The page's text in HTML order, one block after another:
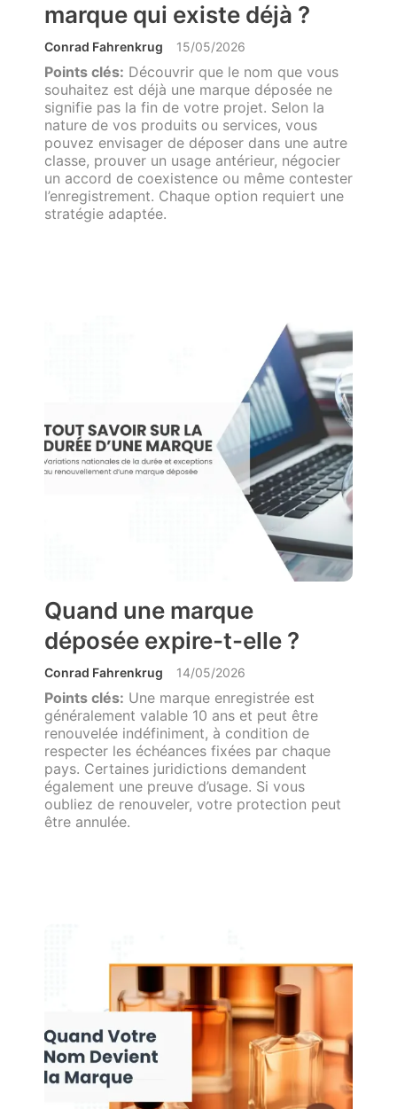
marque qui existe déjà ?
Conrad Fahrenkrug 15/05/2026
Points clés: Découvrir que le nom que vous
souhaitez est déjà une marque déposée ne
signifie pas la fin de votre projet. Selon la
nature de vos produits ou services, vous
pouvez envisager de déposer dans une autre
classe, prouver un usage antérieur, négocier
un accord de coexistence ou même contester
l’enregistrement. Chaque option requiert une
stratégie adaptée.
Quand une marque
déposée expire-t-elle ?
Conrad Fahrenkrug 14/05/2026
Points clés: Une marque enregistrée est
généralement valable 10 ans et peut être
renouvelée indéfiniment, à condition de
respecter les échéances fixées par chaque
pays. Certaines juridictions demandent
également une preuve d’usage. Si vous
oubliez de renouveler, votre protection peut
être annulée.